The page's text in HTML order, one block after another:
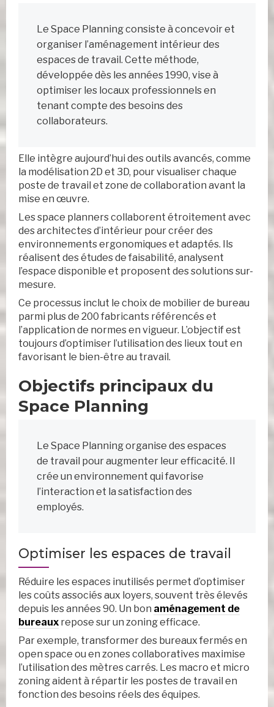
Le Space Planning consiste à concevoir et
organiser l’aménagement intérieur des
espaces de travail. Cette méthode,
développée dès les années 1990, vise à
optimiser les locaux professionnels en
tenant compte des besoins des
collaborateurs.
Elle intègre aujourd’hui des outils avancés, comme
la modélisation 2D et 3D, pour visualiser chaque
poste de travail et zone de collaboration avant la
mise en œuvre.
Les space planners collaborent étroitement avec
des architectes d’intérieur pour créer des
environnements ergonomiques et adaptés. Ils
réalisent des études de faisabilité, analysent
l’espace disponible et proposent des solutions sur-
mesure.
Ce processus inclut le choix de mobilier de bureau
parmi plus de 200 fabricants référencés et
l’application de normes en vigueur. L’objectif est
toujours d’optimiser l’utilisation des lieux tout en
favorisant le bien-être au travail.
Objectifs principaux du
Space Planning
Le Space Planning organise des espaces
de travail pour augmenter leur efficacité. Il
crée un environnement qui favorise
l’interaction et la satisfaction des
employés.
Optimiser les espaces de travail
Réduire les espaces inutilisés permet d’optimiser
les coûts associés aux loyers, souvent très élevés
depuis les années 90. Un bon aménagement de
bureaux repose sur un zoning efficace.
Par exemple, transformer des bureaux fermés en
open space ou en zones collaboratives maximise
l’utilisation des mètres carrés. Les macro et micro
zoning aident à répartir les postes de travail en
fonction des besoins réels des équipes.